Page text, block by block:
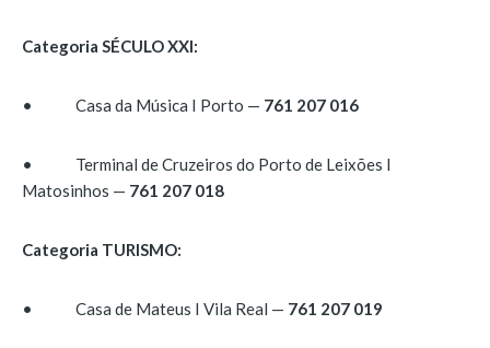
Categoria SÉCULO XXI:
• Casa da Música I Porto — 761 207 016
• Terminal de Cruzeiros do Porto de Leixões I
Matosinhos — 761 207 018
Categoria TURISMO:
• Casa de Mateus I Vila Real — 761 207 019